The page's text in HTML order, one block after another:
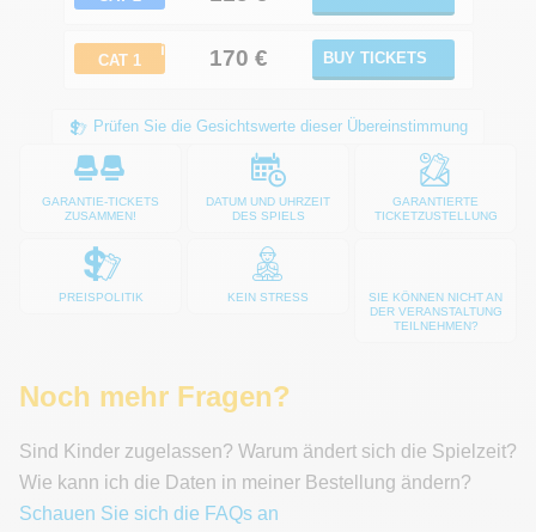
ℹ
CAT 1 170 € BUY TICKETS
Prüfen Sie die Gesichtswerte dieser Übereinstimmung
GARANTIE-TICKETS
ZUSAMMEN!
DATUM UND UHRZEIT
DES SPIELS
GARANTIERTE
TICKETZUSTELLUNG
PREISPOLITIK KEIN STRESS
SIE KÖNNEN NICHT AN
DER VERANSTALTUNG
TEILNEHMEN?
Noch mehr Fragen?
Sind Kinder zugelassen? Warum ändert sich die Spielzeit?
Wie kann ich die Daten in meiner Bestellung ändern?
Schauen Sie sich die FAQs an